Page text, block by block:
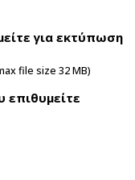
για εκτύπωση
file size 32 MB)
επιθυμείτε